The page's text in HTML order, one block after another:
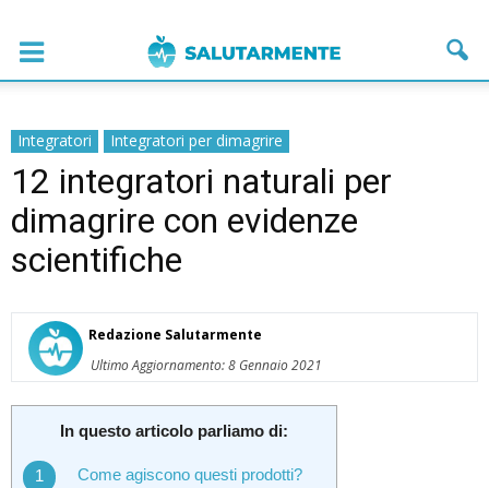
Integratori Integratori per dimagrire
12 integratori naturali per
dimagrire con evidenze
scientifiche
Redazione Salutarmente
Ultimo Aggiornamento: 8 Gennaio 2021
In questo articolo parliamo di:
Come agiscono questi prodotti?